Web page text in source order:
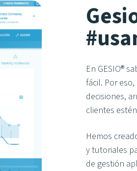
En GESIO®
fácil. Por
decisiones,
clientes
Hemos
y tutoriales
de gestión